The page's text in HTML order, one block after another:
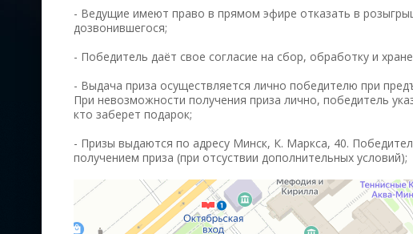
- Ведущие имеют право в прямом эфире отказать в
дозвонившегося;
- Победитель даёт свое согласие на сбор, обработку и
- Выдача приза осуществляется лично победителю при
При невозможности получения приза лично, победитель
кто заберет подарок;
- Призы выдаются по адресу Минск, К. Маркса, 40.
получением приза (при отсуствии дополнительных условий);